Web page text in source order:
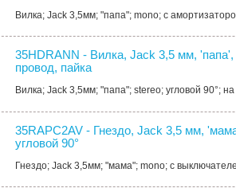
Вилка; Jack 3,5мм; "папа"; mono; с
35HDRANN - Вилка, Jack 3,5 мм, 'папа',
провод, пайка
Вилка; Jack 3,5мм; "папа"; stereo; угловой 90°;
35RAPC2AV - Гнездо, Jack 3,5 мм,
угловой 90°
Гнездо; Jack 3,5мм; "мама"; mono; с